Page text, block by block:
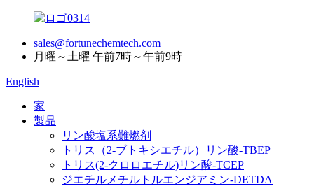
sales@fortunechemtech.com
月曜～土曜 午前7時～午前9時
English
家
製品
リン酸塩系難燃剤
トリス（2-ブトキシエチル）リン酸-TBEP
トリス(2-クロロエチル)リン酸-TCEP
ジエチルメチルトルエンジアミン-DETDA